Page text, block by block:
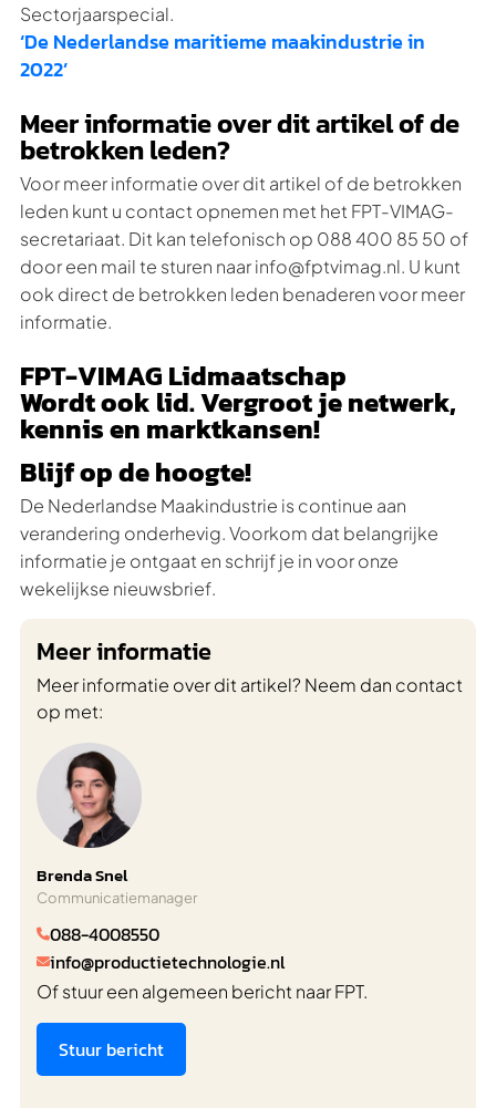
Sectorjaarspecial.
‘De Nederlandse maritieme maakindustrie in
2022’
Meer informatie over dit artikel of de
betrokken leden?
Voor meer informatie over dit artikel of de betrokken
leden kunt u contact opnemen met het FPT-VIMAG-
secretariaat. Dit kan telefonisch op 088 400 85 50 of
door een mail te sturen naar info@fptvimag.nl. U kunt
ook direct de betrokken leden benaderen voor meer
informatie.
FPT-VIMAG Lidmaatschap
Wordt ook lid. Vergroot je netwerk,
kennis en marktkansen!
Blijf op de hoogte!
De Nederlandse Maakindustrie is continue aan
verandering onderhevig. Voorkom dat belangrijke
informatie je ontgaat en schrijf je in voor onze
wekelijkse nieuwsbrief.
Meer informatie
Meer informatie over dit artikel? Neem dan contact
op met:
Brenda Snel
Communicatiemanager
088-4008550
info@productietechnologie.nl
Of stuur een algemeen bericht naar FPT.
Stuur bericht